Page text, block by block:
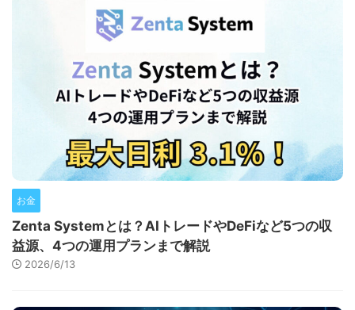
お金
Zenta Systemとは？AIトレードやDeFiなど5つの収
益源、4つの運用プランまで解説
2026/6/13